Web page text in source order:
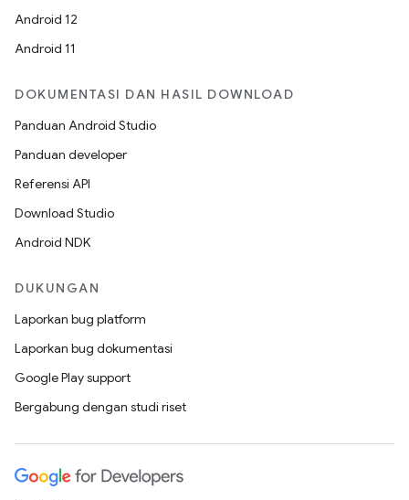
Android 12
Android 11
DOKUMENTASI DAN HASIL DOWNLOAD
Panduan Android Studio
Panduan developer
Referensi API
Download Studio
Android NDK
DUKUNGAN
Laporkan bug platform
Laporkan bug dokumentasi
Google Play support
Bergabung dengan studi riset